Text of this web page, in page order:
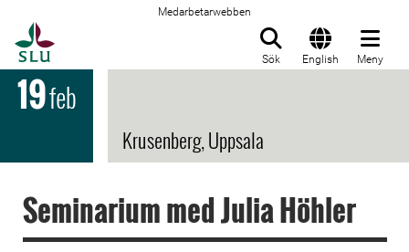
Medarbetarwebben
Sök English Meny
19feb
Krusenberg, Uppsala
Seminarium med Julia Höhler